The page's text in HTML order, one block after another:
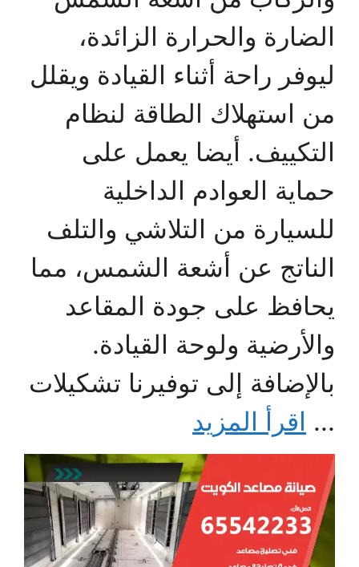
الضارة والحرارة الزائدة،
ليوفر راحة أثناء القيادة ويقلل
من استهلاك الطاقة لنظام
التكييف. أيضا يعمل على
حماية العوادم الداخلية
للسيارة من التلاشي والتلف
الناتج عن أشعة الشمس، مما
يحافظ على جودة المقاعد
والأرضية ولوحة القيادة.
بالإضافة إلى توفيرنا تشكيلات
... اقرأ المزيد